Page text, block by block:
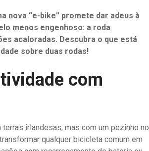
nova “e-bike” promete dar adeus à
menos engenhoso: a roda
acaloradas. Descubra o que está
sobre duas rodas!
com
irlandesas, mas com um pezinho no
qualquer bicicleta comum em